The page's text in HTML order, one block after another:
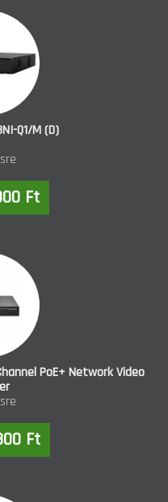
Q1/M (D)
Ft
PoE+ Network Video
Ft